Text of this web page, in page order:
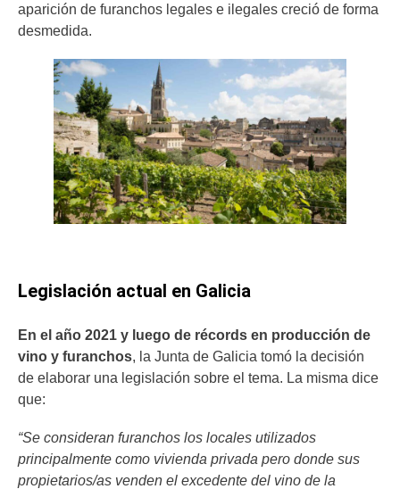
aparición de furanchos legales e ilegales creció de forma
desmedida.
Legislación actual en Galicia
En el año 2021 y luego de récords en producción de
vino y furanchos, la Junta de Galicia tomó la decisión
de elaborar una legislación sobre el tema. La misma dice
que:
“Se consideran furanchos los locales utilizados
principalmente como vivienda privada pero donde sus
propietarios/as venden el excedente del vino de la